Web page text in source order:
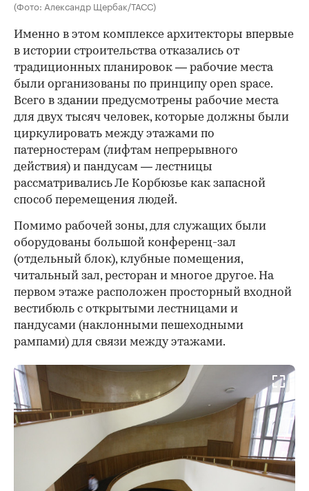
(Фото: Александр Щербак/ТАСС)
Именно в этом комплексе архитекторы впервые
в истории строительства отказались от
традиционных планировок — рабочие места
были организованы по принципу open space.
Всего в здании предусмотрены рабочие места
для двух тысяч человек, которые должны были
циркулировать между этажами по
патерностерам (лифтам непрерывного
действия) и пандусам — лестницы
рассматривались Ле Корбюзье как запасной
способ перемещения людей.
Помимо рабочей зоны, для служащих были
оборудованы большой конференц-зал
(отдельный блок), клубные помещения,
читальный зал, ресторан и многое другое. На
первом этаже расположен просторный входной
вестибюль с открытыми лестницами и
пандусами (наклонными пешеходными
рампами) для связи между этажами.